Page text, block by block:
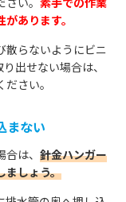
あります。
散らないようにビニ
出せない場合は、
さい。
まない
は、 針金ハンガー
ましょう。